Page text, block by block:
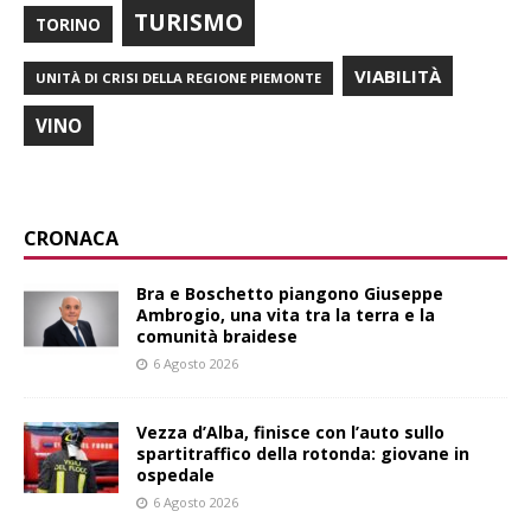
TORINO TURISMO
UNITÀ DI CRISI DELLA REGIONE PIEMONTE VIABILITÀ
VINO
CRONACA
Bra e Boschetto piangono Giuseppe
Ambrogio, una vita tra la terra e la
comunità braidese
6 Agosto 2026
Vezza d’Alba, finisce con l’auto sullo
spartitraffico della rotonda: giovane in
ospedale
6 Agosto 2026